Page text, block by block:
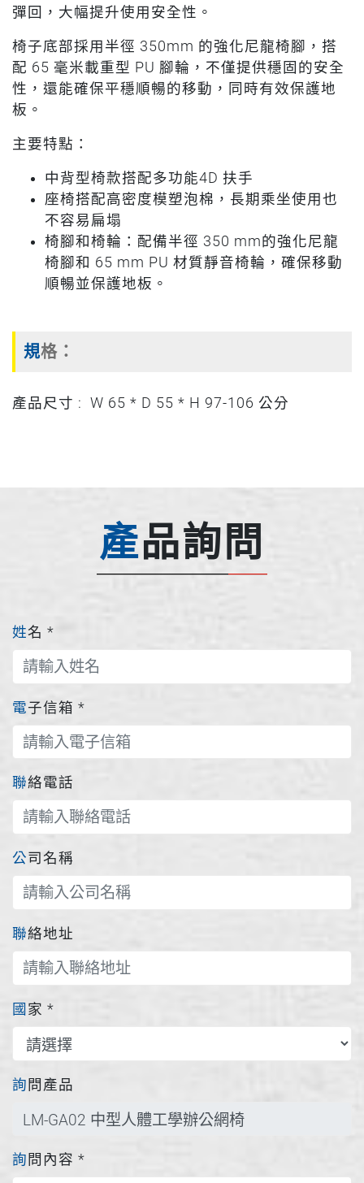
彈回，大幅提升使用安全性。
椅子底部採用半徑 350mm 的強化尼龍椅腳，搭
配 65 毫米載重型 PU 腳輪，不僅提供穩固的安全
性，還能確保平穩順暢的移動，同時有效保護地
板。
主要特點：
中背型椅款搭配多功能4D 扶手
座椅搭配高密度模塑泡棉，長期乘坐使用也
不容易扁塌
椅腳和椅輪：配備半徑 350 mm的強化尼龍
椅腳和 65 mm PU 材質靜音椅輪，確保移動
順暢並保護地板。
規格：
產品尺寸 : W 65 * D 55 * H 97-106 公分
產品詢問
姓名 *
電子信箱 *
聯絡電話
公司名稱
聯絡地址
國家 *
詢問產品
詢問內容 *